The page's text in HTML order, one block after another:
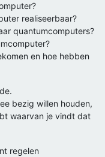
realiseerbaar?
quantumcomputers?
en hoe hebben
bezig willen houden,
waarvan je vindt dat
regelen